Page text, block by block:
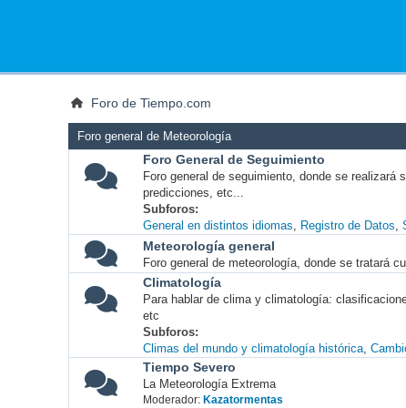
Foro de Tiempo.com
Foro general de Meteorología
Foro General de Seguimiento
Foro general de seguimiento, donde se
predicciones, etc...
Subforos
General en distintos idiomas
Registro de Datos
Meteorología general
Foro general de meteorología, donde se tratará
Climatología
Para hablar de clima y climatología:
etc
Subforos
Climas del mundo y climatología histórica
Tiempo Severo
La Meteorología Extrema
Moderador: Kazatormentas